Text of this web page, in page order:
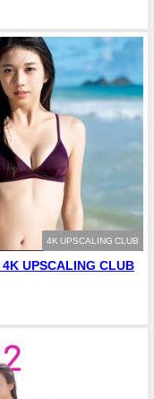
4K UPSCALING CLUB
UPSCALING CLUB